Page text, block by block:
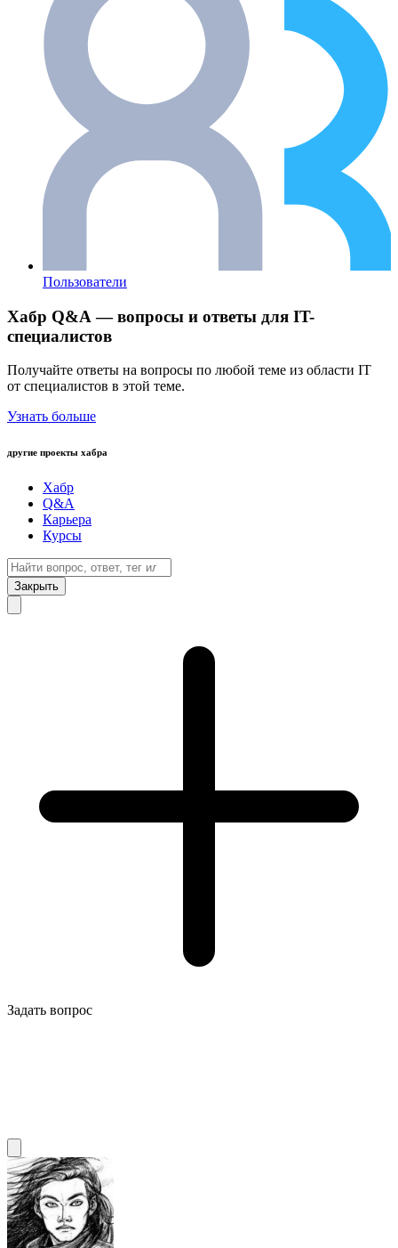
Пользователи
Хабр Q&A — вопросы и ответы для IT-
специалистов
Получайте ответы на вопросы по любой теме из области IT
от специалистов в этой теме.
Узнать больше
другие проекты хабра
Хабр
Q&A
Карьера
Курсы
Закрыть
Задать вопрос